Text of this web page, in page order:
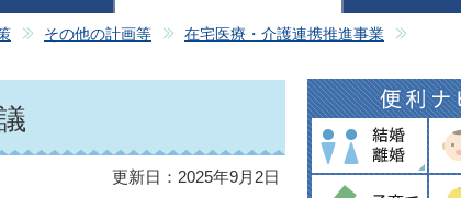
その他の計画等
在宅医療・介護連携推進事業
更新日：2025年9月2日